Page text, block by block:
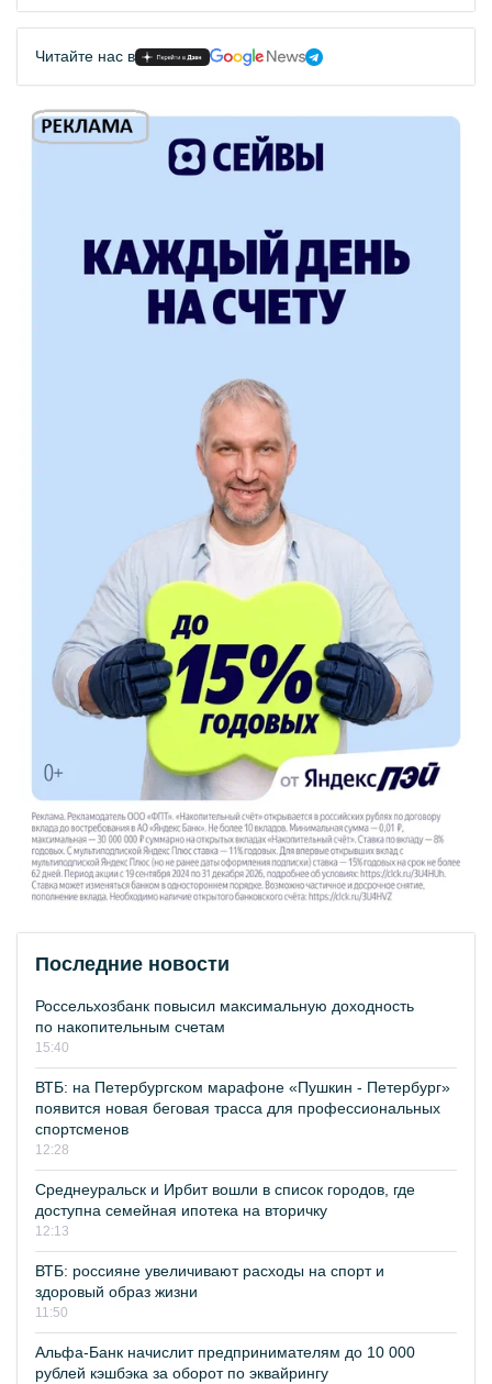
Читайте нас в
Последние новости
Россельхозбанк повысил максимальную доходность
по накопительным счетам
15:40
ВТБ: на Петербургском марафоне «Пушкин - Петербург»
появится новая беговая трасса для профессиональных
спортсменов
12:28
Среднеуральск и Ирбит вошли в список городов, где
доступна семейная ипотека на вторичку
12:13
ВТБ: россияне увеличивают расходы на спорт и
здоровый образ жизни
11:50
Альфа-Банк начислит предпринимателям до 10 000
рублей кэшбэка за оборот по эквайрингу